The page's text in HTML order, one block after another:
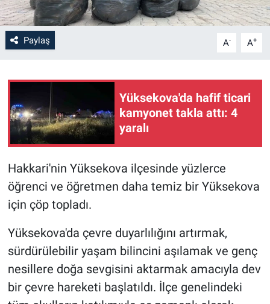
Paylaş A- A+
Yüksekova'da hafif ticari
kamyonet takla attı: 4
yaralı
Hakkari'nin Yüksekova ilçesinde yüzlerce
öğrenci ve öğretmen daha temiz bir Yüksekova
için çöp topladı.
Yüksekova'da çevre duyarlılığını artırmak,
sürdürülebilir yaşam bilincini aşılamak ve genç
nesillere doğa sevgisini aktarmak amacıyla dev
bir çevre hareketi başlatıldı. İlçe genelindeki